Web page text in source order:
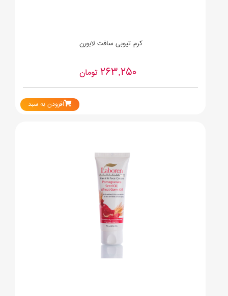
کرم تیوبی سافت لابورن
263,250تومان
افزودن به سبد